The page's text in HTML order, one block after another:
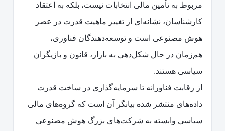
مربوط به تأمین مالی انتخابات نیست، بلکه به اعتقاد
کارشناسان، نشانه‌ای از تغییر ماهیت قدرت در عصر
هوش مصنوعی است و توسعه‌دهندگان فناوری،
هم‌زمان در حال شکل‌دهی به بازار، قانون و بازیگران
سیاسی هستند.
از رقابت فناورانه تا سرمایه‌گذاری در ساخت قدرت
داده‌های منتشر شده بیانگر آن است که گروه‌های مالی
سیاسی وابسته به شرکت‌های بزرگ هوش مصنوعی